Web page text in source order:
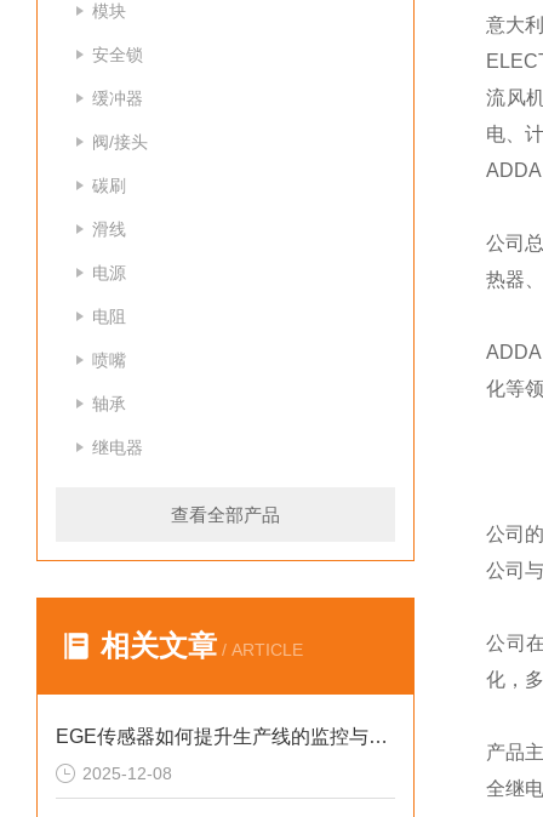
模块
安全锁
缓冲器
阀/接头
碳刷
滑线
电源
电阻
喷嘴
轴承
继电器
查看全部产品
相关文章 / ARTICLE
EGE传感器如何提升生产线的监控与管理效率？
2025-12-08
意大
流风
电、
公司
热器
化等
公司
公司
公司
化，
产品
全继